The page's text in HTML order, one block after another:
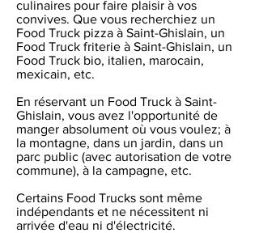
culinaires pour faire plaisir à vos
convives. Que vous recherchiez un
Food Truck pizza à Saint-Ghislain, un
Food Truck friterie à Saint-Ghislain, un
Food Truck bio, italien, marocain,
mexicain, etc.
En réservant un Food Truck à Saint-
Ghislain, vous avez l'opportunité de
manger absolument où vous voulez; à
la montagne, dans un jardin, dans un
parc public (avec autorisation de votre
commune), à la campagne, etc.
Certains Food Trucks sont même
indépendants et ne nécessitent ni
arrivée d'eau ni d'électricité.